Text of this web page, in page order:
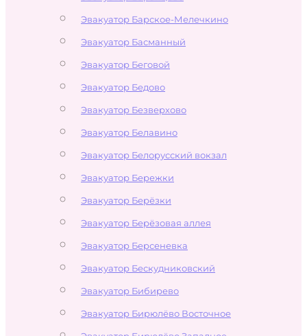
Эвакуатор Барское-Мелечкино
Эвакуатор Басманный
Эвакуатор Беговой
Эвакуатор Бедово
Эвакуатор Безверхово
Эвакуатор Белавино
Эвакуатор Белорусский вокзал
Эвакуатор Бережки
Эвакуатор Берёзки
Эвакуатор Берёзовая аллея
Эвакуатор Берсеневка
Эвакуатор Бескудниковский
Эвакуатор Бибирево
Эвакуатор Бирюлёво Восточное